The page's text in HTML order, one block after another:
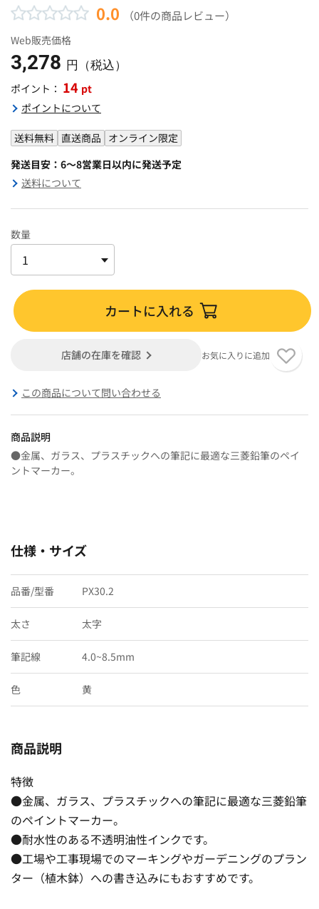
0.0 （0件の商品レビュー）
Web販売価格
3,278 円（税込）
ポイント： 14 pt
ポイントについて
送料無料 直送商品 オンライン限定
発送目安：6～8営業日以内に発送予定
送料について
数量
カートに入れる
店舗の在庫を確認 お気に入りに追加
この商品について問い合わせる
商品説明
●金属、ガラス、プラスチックへの筆記に最適な三菱鉛筆のペイ
ントマーカー。
仕様・サイズ
品番/型番 PX30.2
太さ 太字
筆記線 4.0~8.5mm
色 黄
商品説明
特徴
●金属、ガラス、プラスチックへの筆記に最適な三菱鉛筆
のペイントマーカー。
●耐水性のある不透明油性インクです。
●工場や工事現場でのマーキングやガーデニングのプラン
ター（植木鉢）への書き込みにもおすすめです。